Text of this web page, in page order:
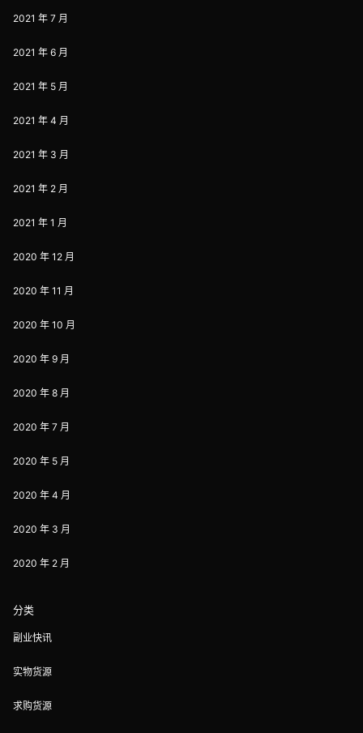
2021 年 7 月
2021 年 6 月
2021 年 5 月
2021 年 4 月
2021 年 3 月
2021 年 2 月
2021 年 1 月
2020 年 12 月
2020 年 11 月
2020 年 10 月
2020 年 9 月
2020 年 8 月
2020 年 7 月
2020 年 5 月
2020 年 4 月
2020 年 3 月
2020 年 2 月
分类
副业快讯
实物货源
求购货源